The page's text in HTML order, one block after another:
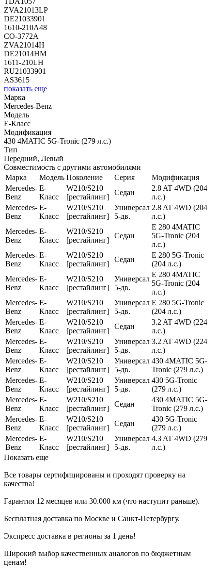
ZVA21013LP
DE21033901
1610-210A48
CO-3772A
ZVA21014H
DE21014HM
1611-210LH
RU21033901
AS3615
показать еще
Марка
Mercedes-Benz
Модель
E-Класс
Модификация
430 4MATIC 5G-Tronic (279 л.с.)
Тип
Передний, Левый
Совместимость с другими автомобилями
Марка
Модель Поколение Серия
Модификация
Mercedes-
Benz
E-
Класс
W210/S210
[рестайлинг]
Седан
2.8 AT 4WD (204
л.с.)
Mercedes-
Benz
E-
Класс
W210/S210
[рестайлинг]
Универсал
5-дв.
2.8 AT 4WD (204
л.с.)
Mercedes-
Benz
E-
Класс
W210/S210
[рестайлинг]
Седан
E 280 4MATIC
5G-Tronic (204
л.с.)
Mercedes-
Benz
E-
Класс
W210/S210
[рестайлинг]
Седан
E 280 5G-Tronic
(204 л.с.)
Mercedes-
Benz
E-
Класс
W210/S210
[рестайлинг]
Универсал
5-дв.
E 280 4MATIC
5G-Tronic (204
л.с.)
Mercedes-
Benz
E-
Класс
W210/S210
[рестайлинг]
Универсал
5-дв.
E 280 5G-Tronic
(204 л.с.)
Mercedes-
Benz
E-
Класс
W210/S210
[рестайлинг]
Седан
3.2 AT 4WD (224
л.с.)
Mercedes-
Benz
E-
Класс
W210/S210
[рестайлинг]
Универсал
5-дв.
3.2 AT 4WD (224
л.с.)
Mercedes-
Benz
E-
Класс
W210/S210
[рестайлинг]
Универсал
5-дв.
430 4MATIC 5G-
Tronic (279 л.с.)
Mercedes-
Benz
E-
Класс
W210/S210
[рестайлинг]
Универсал
5-дв.
430 5G-Tronic
(279 л.с.)
Mercedes-
Benz
E-
Класс
W210/S210
[рестайлинг]
Седан
430 4MATIC 5G-
Tronic (279 л.с.)
Mercedes-
Benz
E-
Класс
W210/S210
[рестайлинг]
Седан
430 5G-Tronic
(279 л.с.)
Mercedes-
Benz
E-
Класс
W210/S210
[рестайлинг]
Универсал
5-дв.
4.3 AT 4WD (279
л.с.)
Показать еще
Все товары сертифицированы и проходят проверку на
качества!
Гарантия 12 месяцев или 30.000 км (что наступит раньше).
Бесплатная доставка по Москве и Санкт-Петербургу.
Экспресс доставка в регионы за 1 день!
Широкий выбор качественных аналогов по бюджетным
ценам!